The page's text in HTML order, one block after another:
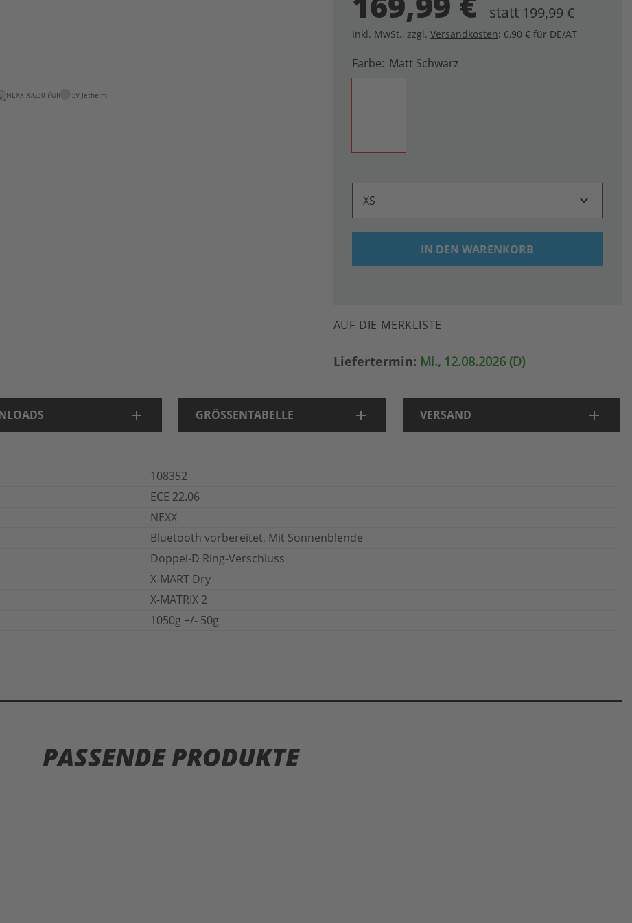
statt 199,99 €
Inkl. MwSt., zzgl. Versandkosten: 6,90 € für DE/AT
Farbe Matt Schwarz
XS
IN DEN WARENKORB
AUF DIE MERKLISTE
Liefertermin: Mi., 12.08.2026 (D)
108352
ECE 22.06
NEXX
Bluetooth vorbereitet, Mit Sonnenblende
Doppel-D Ring-Verschluss
X-MART Dry
X-MATRIX 2
1050g +/- 50g
GRÖSSENTABELLE VERSAND
PASSENDE PRODUKTE